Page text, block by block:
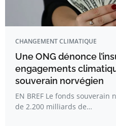
CHANGEMENT CLIMATIQUE
Une ONG dénonce
engagements
souverain norvégien
EN BREF Le fonds souverain
de 2.200 milliards de…